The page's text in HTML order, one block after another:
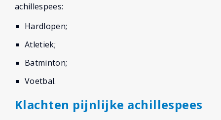
achillespees:
Hardlopen;
Atletiek;
Batminton;
Voetbal.
Klachten pijnlijke achillespees